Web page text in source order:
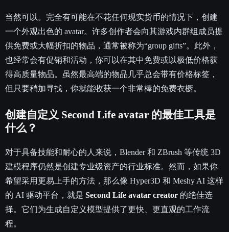
当然可以。完全有可能在不花任何现实货币的情况下，创建
一个外观出色的 avatar。许多创作者会向其游戏内群组成员提
供免费或大幅折扣的物品，通常被称为“group gifts”。此外，
也经常会有促销和活动，你可以在其中免费或以极低价格获
得高质量物品。虽然最高端的物品几乎总会带有价格标签，
但只要稍加寻找，你就能收获一个非常棒的免费衣橱。
创建自定义 Second Life avatar 的最佳工具是
什么？
对于具备技能和耐心的人来说，Blender 和 ZBrush 等传统 3D
建模程序仍然是创建专业级资产的行业标准。然而，如果你
希望采用更易上手的方法，那么像 Hyper3D 和 Meshy AI 这样
的 AI 驱动平台，就是 Second Life avatar creator 的绝佳选
择。它们为生成自定义模型提供了更快、更直观的工作流
程。